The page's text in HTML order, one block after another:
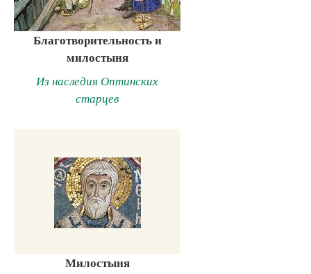
Благотворительность и
милостыня
Из наследия Оптинских
старцев
Милостыня